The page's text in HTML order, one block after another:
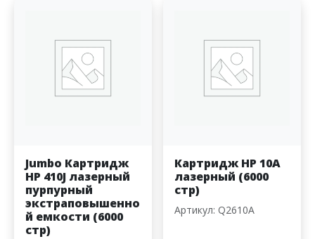
Jumbo Картридж
HP 410J лазерный
пурпурный
экстраповышенно
й емкости (6000
стр)
Картридж HP 10A
лазерный (6000
стр)
Артикул: Q2610A